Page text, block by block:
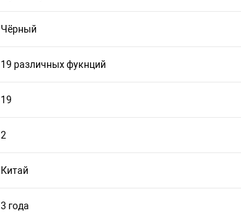
Чёрный
19 различных фукнций
19
2
Китай
3 года